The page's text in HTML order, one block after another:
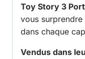
Toy Story 3
vous
dans chaque
Vendus dans